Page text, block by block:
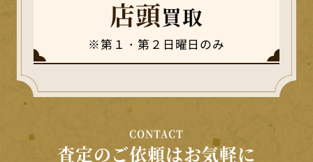
店頭買取
※第１・第２日曜日のみ
CONTACT
査定のご依頼はお気軽に